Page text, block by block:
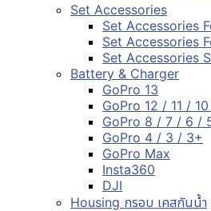
Set Accessories
Set Accessories
Set Accessories
Set Accessories
Battery & Charger
GoPro 13
GoPro 12 / 11 /
GoPro 8 / 7 / 6 /
GoPro 4 / 3 / 3+
GoPro Max
Insta360
DJI
Housing กรอบ เคสกันน้ำ